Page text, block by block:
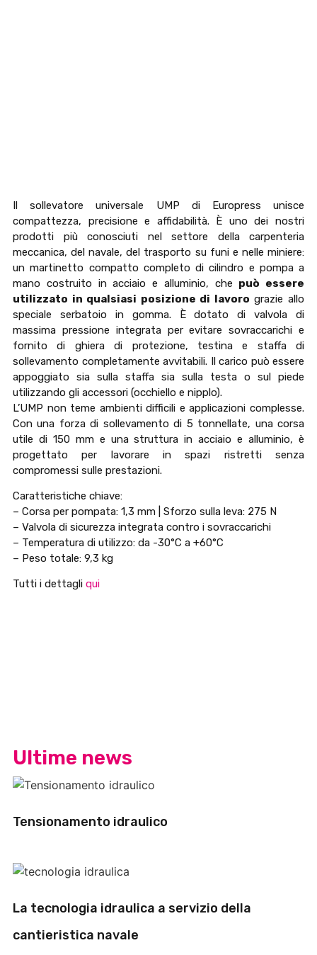
Il sollevatore universale UMP di Europress unisce
compattezza, precisione e affidabilità. È uno dei nostri
prodotti più conosciuti nel settore della carpenteria
meccanica, del navale, del trasporto su funi e nelle miniere:
un martinetto compatto completo di cilindro e pompa a
mano costruito in acciaio e alluminio, che può essere
utilizzato in qualsiasi posizione di lavoro grazie allo
speciale serbatoio in gomma. È dotato di valvola di
massima pressione integrata per evitare sovraccarichi e
fornito di ghiera di protezione, testina e staffa di
sollevamento completamente avvitabili. Il carico può essere
appoggiato sia sulla staffa sia sulla testa o sul piede
utilizzando gli accessori (occhiello e nipplo).
L’UMP non teme ambienti difficili e applicazioni complesse.
Con una forza di sollevamento di 5 tonnellate, una corsa
utile di 150 mm e una struttura in acciaio e alluminio, è
progettato per lavorare in spazi ristretti senza
compromessi sulle prestazioni.
Caratteristiche chiave:
– Corsa per pompata: 1,3 mm | Sforzo sulla leva: 275 N
– Valvola di sicurezza integrata contro i sovraccarichi
– Temperatura di utilizzo: da -30°C a +60°C
– Peso totale: 9,3 kg
Tutti i dettagli qui
Ultime news
Tensionamento idraulico
La tecnologia idraulica a servizio della
cantieristica navale